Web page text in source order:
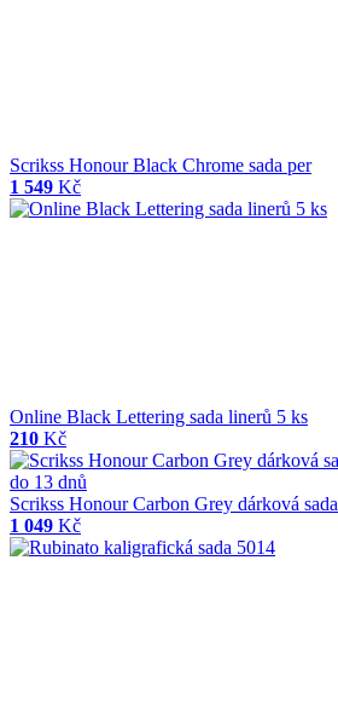
Scrikss Honour Black Chrome sada per
1 549 Kč
Online Black Lettering sada linerů 5 ks
210 Kč
do 13 dnů
Scrikss Honour Carbon Grey dárková sada
1 049 Kč